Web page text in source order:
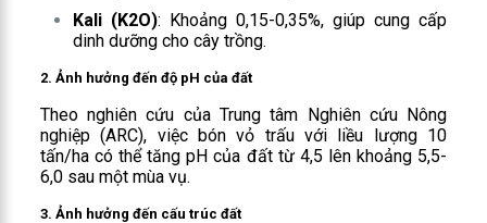
Kali (K2O): Khoảng 0,15-0,35%, giúp cung cấp
dinh dưỡng cho cây trồng.
2. Ảnh hưởng đến độ pH của đất
Theo nghiên cứu của Trung tâm Nghiên cứu Nông
nghiệp (ARC), việc bón vỏ trấu với liều lượng 10
tấn/ha có thể tăng pH của đất từ 4,5 lên khoảng 5,5-
6,0 sau một mùa vụ.
3. Ảnh hưởng đến cấu trúc đất